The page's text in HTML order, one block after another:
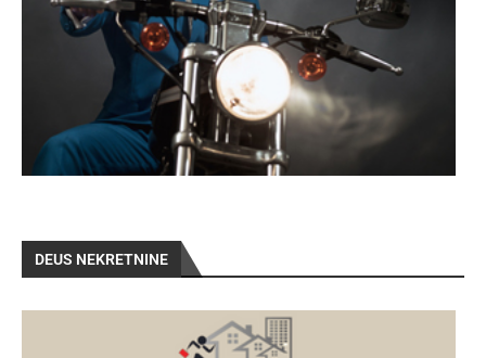
DEUS NEKRETNINE